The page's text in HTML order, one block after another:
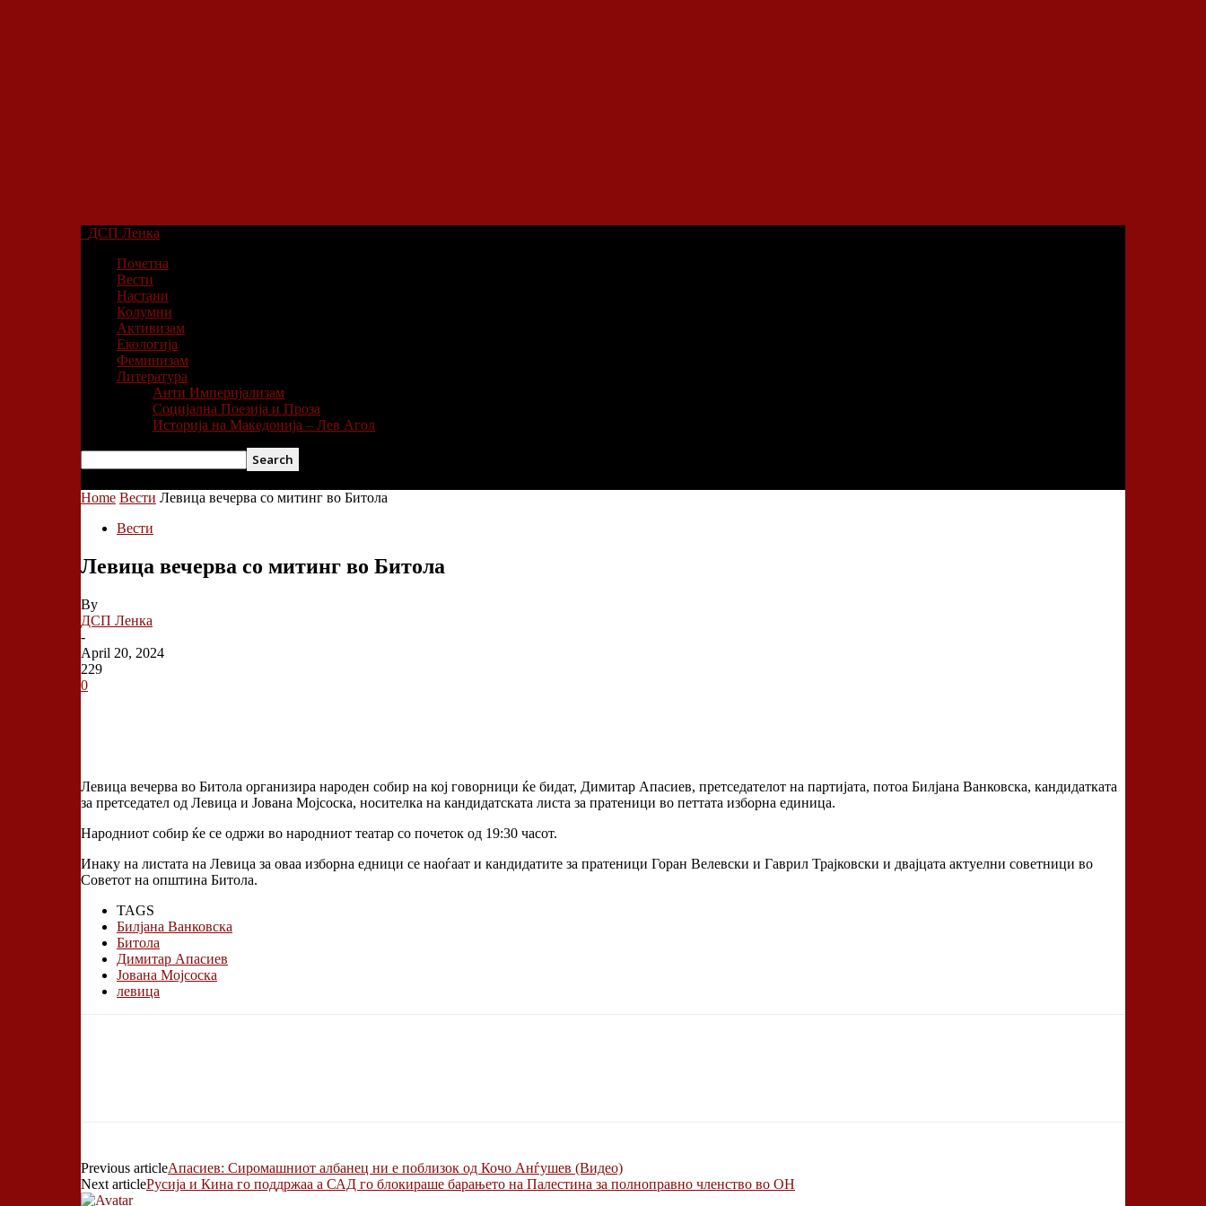
ДСП Ленка
Почетна
Вести
Настани
Колумни
Активизам
Екологија
Феминизам
Литература
Анти Империјализам
Социјална Поезија и Проза
Историја на Македонија – Лев Агол
Home Вести Левица вечерва со митинг во Битола
Вести
Левица вечерва со митинг во Битола
By
ДСП Ленка
-
April 20, 2024
229
0
Левица вечерва во Битола организира народен собир на кој говорници ќе бидат, Димитар Апасиев, претседателот на партијата, потоа Билјана Ванковска, кандидатката
за претседател од Левица и Јована Мојсоска, носителка на кандидатската листа за пратеници во петтата изборна единица.
Народниот собир ќе се одржи во народниот театар со почеток од 19:30 часот.
Инаку на листата на Левица за оваа изборна едници се наоѓаат и кандидатите за пратеници Горан Велевски и Гаврил Трајковски и двајцата актуелни советници во
Советот на општина Битола.
TAGS
Билјана Ванковска
Битола
Димитар Апасиев
Јована Мојсоска
левица
Previous articleАпасиев: Сиромашниот албанец ни е поблизок од Кочо Анѓушев (Видео)
Next articleРусија и Кина го поддржаа а САД го блокираше барањето на Палестина за полноправно членство во ОН